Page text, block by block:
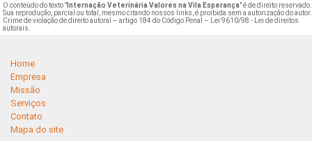
O conteúdo do texto " Internação Veterinária Valores na Vila Esperança" é de direito reservado.
Sua reprodução, parcial ou total, mesmo citando nossos links, é proibida sem a autorização do autor.
Crime de violação de direito autoral – artigo 184 do Código Penal –
Lei 9610/98 - Lei de direitos
autorais
Home
Empresa
Missão
Serviços
Contato
Mapa do site